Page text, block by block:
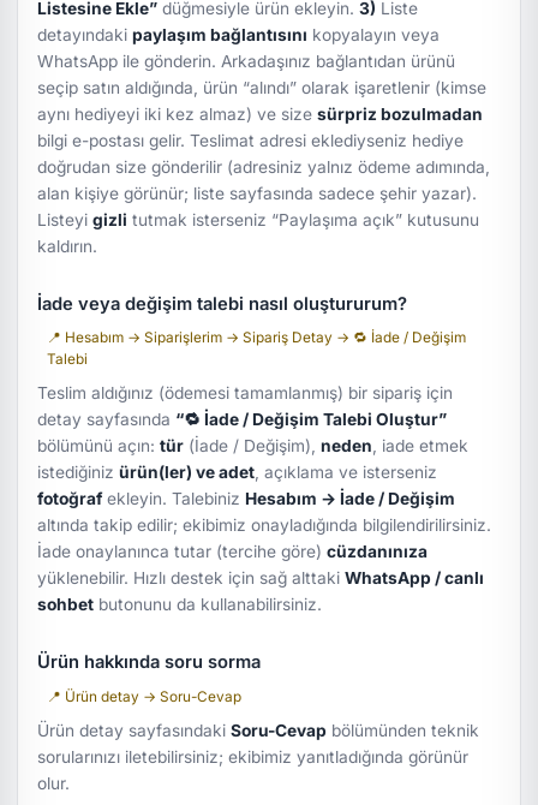
Listesine Ekle” düğmesiyle ürün ekleyin.3) Liste
detayındakipaylaşım bağlantısını kopyalayın veya
WhatsApp ile gönderin. Arkadaşınız bağlantıdan ürünü
seçip satın aldığında, ürün “alındı” olarak işaretlenir (kimse
aynı hediyeyi iki kez almaz) ve sizesürpriz bozulmadan
bilgi e-postası gelir. Teslimat adresi eklediyseniz hediye
doğrudan size gönderilir (adresiniz yalnız ödeme adımında,
alan kişiye görünür; liste sayfasında sadece şehir yazar).
Listeyigizli tutmak isterseniz “Paylaşıma açık” kutusunu
kaldırın.
İade veya değişim talebi nasıl oluştururum?
📍 Hesabım → Siparişlerim → Sipariş Detay → 🔁 İade / Değişim
Talebi
Teslim aldığınız (ödemesi tamamlanmış) bir sipariş için
detay sayfasında “🔁 İade / Değişim Talebi Oluştur”
bölümünü açın:tür (İade / Değişim),neden , iade etmek
istediğinizürün(ler) ve adet , açıklama ve isterseniz
fotoğrafekleyin. Talebiniz Hesabım → İade / Değişim
altında takip edilir; ekibimiz onayladığında bilgilendirilirsiniz.
İade onaylanınca tutar (tercihe göre)cüzdanınıza
yüklenebilir. Hızlı destek için sağ alttakiWhatsApp / canlı
sohbet butonunu da kullanabilirsiniz.
Ürün hakkında soru sorma
📍 Ürün detay → Soru-Cevap
Ürün detay sayfasındakiSoru-Cevap bölümünden teknik
sorularınızı iletebilirsiniz; ekibimiz yanıtladığında görünür
olur.